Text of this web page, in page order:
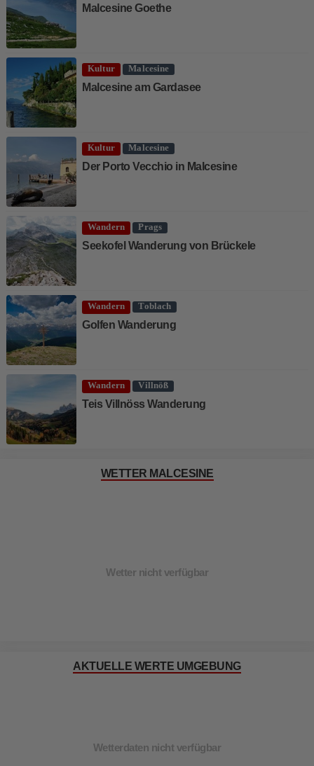
Malcesine Goethe
Kultur Malcesine
Malcesine am Gardasee
Kultur Malcesine
Der Porto Vecchio in Malcesine
Wandern Prags
Seekofel Wanderung von Brückele
Wandern Toblach
Golfen Wanderung
Wandern Villnöß
Teis Villnöss Wanderung
WETTER MALCESINE
Wetter nicht verfügbar
AKTUELLE WERTE UMGEBUNG
Wetterdaten nicht verfügbar